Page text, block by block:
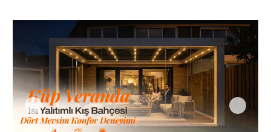
Sakarya
Sarajevo
Sivas
switzerland